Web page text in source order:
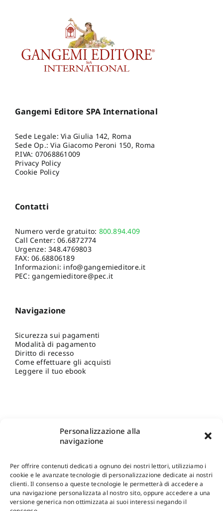
Personalizzazione alla
navigazione
Per offrire contenuti dedicati a ognuno dei nostri lettori, utilizziamo i
cookie e le avanzate tecnologie di personalizzazione dedicate ai nostri
clienti. Il consenso a queste tecnologie le permetterà di accedere a
una navigazione personalizzata al nostro sito, oppure accedere a una
versione generica non ottimizzata ai suoi interessi negando il
Gangemi Editore SPA International
Sede Legale: Via Giulia 142, Roma
Sede Op.: Via Giacomo Peroni 150, Roma
P.IVA: 07068861009
Privacy Policy
Cookie Policy
Contatti
Numero verde gratuito: 800.894.409
Call Center:06.6872774
Urgenze:348.4769803
FAX: 06.68806189
Informazioni: info@gangemieditore.it
PEC: gangemieditore@pec.it
Navigazione
Sicurezza sui pagamenti
Modalità di pagamento
Diritto di recesso
Come effettuare gli acquisti
Leggere il tuo ebook
Shop Gangemi Editore-Pagamenti Sicuri e anche Rateali